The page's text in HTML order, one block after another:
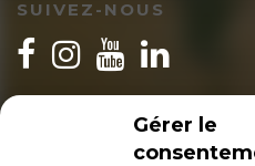
Gérer le
SUIVEZ-NOUS
INSCRIPTION